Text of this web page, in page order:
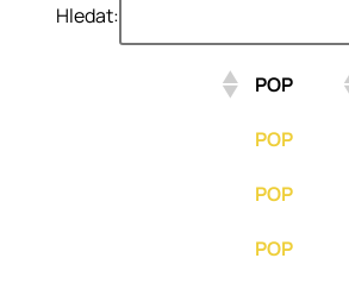
Hledat:
POP
POP
POP
POP
POP